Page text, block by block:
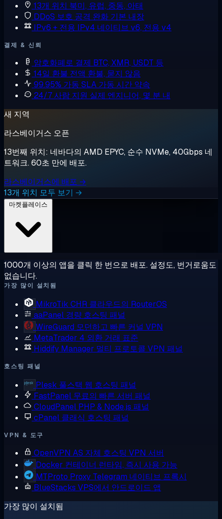
13개 위치 북미, 유럽, 중동, 아태
DDoS 보호 공격 완화 기본 내장
IPv6 + 전용 IPv4 네이티브 v6, 전용 v4
결제 & 신뢰
암호화폐로 결제 BTC, XMR, USDT 등
14일 환불 전액 환불, 묻지 않음
99.95% 가동 SLA 가동 시간 약속
24/7 사람 지원 실제 엔지니어, 몇 분 내
새 지역
라스베이거스 오픈
13번째 위치: 네바다의 AMD EPYC, 순수 NVMe, 40Gbps 네
트워크. 60초 만에 배포.
라스베이거스에 배포 →
13개 위치 모두 보기 →
1000개 이상의 앱을 클릭 한 번으로 배포. 설정도, 번거로움도
없습니다.
가장 많이 설치됨
MikroTik CHR 클라우드의 RouterOS
aaPanel 경량 호스팅 패널
WireGuard 모던하고 빠른 커널 VPN
MetaTrader 4 외환 거래 표준
Hiddify Manager 멀티 프로토콜 VPN 패널
호스팅 패널
Plesk 풀스택 웹 호스팅 패널
FastPanel 무료의 빠른 서버 패널
CloudPanel PHP & Node.js 패널
cPanel 클래식 호스팅 패널
VPN & 도구
OpenVPN AS 자체 호스팅 VPN 서버
Docker 컨테이너 런타임, 즉시 사용 가능
MTProto Proxy Telegram 네이티브 프록시
BlueStacks VPS에서 안드로이드 앱
가장 많이 설치됨